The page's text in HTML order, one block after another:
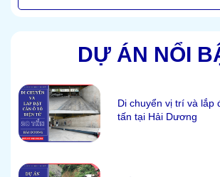
DỰ ÁN NỔI
Di chuyển vị trí và lắp
tấn tại Hải Dương